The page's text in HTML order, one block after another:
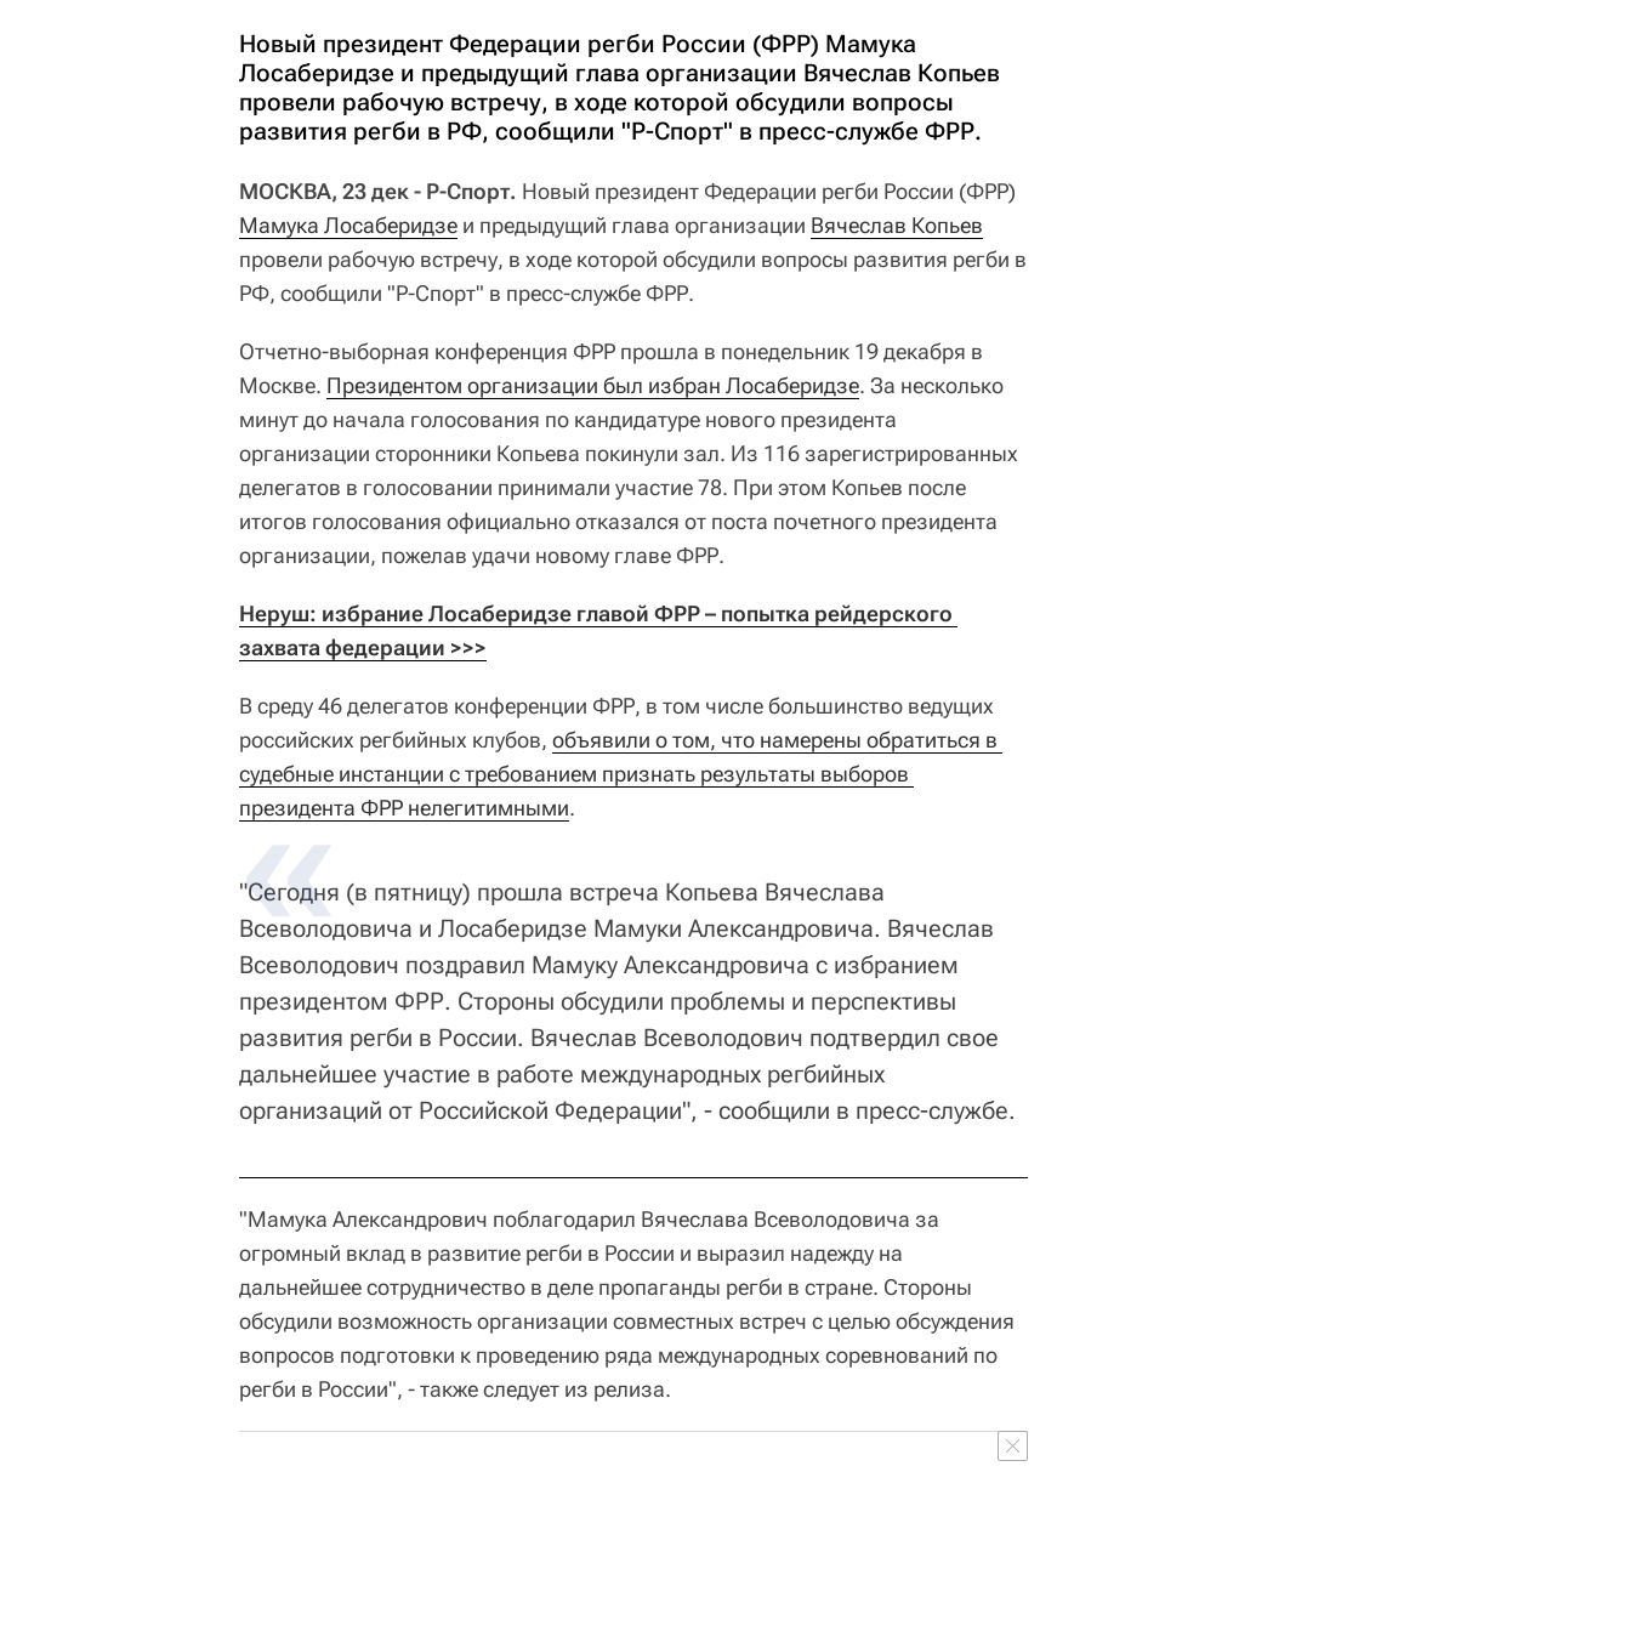
Новый президент Федерации регби России (ФРР) Мамука
Лосаберидзе и предыдущий глава организации Вячеслав Копьев
провели рабочую встречу, в ходе которой обсудили вопросы
развития регби в РФ, сообщили "Р-Спорт" в пресс-службе ФРР.
МОСКВА, 23 дек - Р-Спорт. Новый президент Федерации регби России (ФРР)
Мамука Лосаберидзе и предыдущий глава организации Вячеслав Копьев
провели рабочую встречу, в ходе которой обсудили вопросы развития регби в
РФ, сообщили "Р-Спорт" в пресс-службе ФРР.
Отчетно-выборная конференция ФРР прошла в понедельник 19 декабря в
Москве. Президентом организации был избран Лосаберидзе. За несколько
минут до начала голосования по кандидатуре нового президента
организации сторонники Копьева покинули зал. Из 116 зарегистрированных
делегатов в голосовании принимали участие 78. При этом Копьев после
итогов голосования официально отказался от поста почетного президента
организации, пожелав удачи новому главе ФРР.
Неруш: избрание Лосаберидзе главой ФРР – попытка рейдерского
захвата федерации >>>
В среду 46 делегатов конференции ФРР, в том числе большинство ведущих
российских регбийных клубов, объявили о том, что намерены обратиться в
судебные инстанции с требованием признать результаты выборов
президента ФРР нелегитимными.
"Сегодня (в пятницу) прошла встреча Копьева Вячеслава
Всеволодовича и Лосаберидзе Мамуки Александровича. Вячеслав
Всеволодович поздравил Мамуку Александровича с избранием
президентом ФРР. Стороны обсудили проблемы и перспективы
развития регби в России. Вячеслав Всеволодович подтвердил свое
дальнейшее участие в работе международных регбийных
организаций от Российской Федерации", - сообщили в пресс-службе.
"Мамука Александрович поблагодарил Вячеслава Всеволодовича за
огромный вклад в развитие регби в России и выразил надежду на
дальнейшее сотрудничество в деле пропаганды регби в стране. Стороны
обсудили возможность организации совместных встреч с целью обсуждения
вопросов подготовки к проведению ряда международных соревнований по
регби в России", - также следует из релиза.